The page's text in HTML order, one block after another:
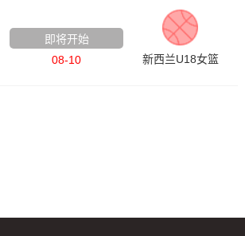
即将开始
08-10
新西兰U18女篮